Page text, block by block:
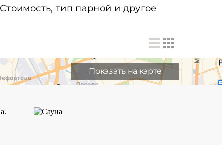
Стоимость, тип парной и другое
Показать на карте